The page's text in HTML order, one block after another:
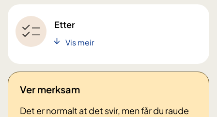
Etter
Vis meir
Ver merksam
Det er normalt at det svir, men får du raude